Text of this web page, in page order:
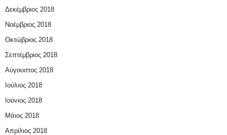
Δεκέμβριος 2018
Νοέμβριος 2018
Οκτώβριος 2018
Σεπτέμβριος 2018
Αύγουστος 2018
Ιούλιος 2018
Ιούνιος 2018
Μάιος 2018
Απρίλιος 2018